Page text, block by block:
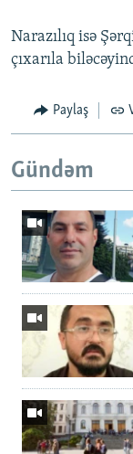
Narazılıq isə
çıxarıla
Paylaş
Gündəm